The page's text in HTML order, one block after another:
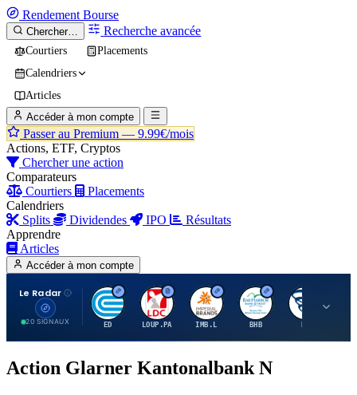
Rendement Bourse
Chercher… Recherche avancée
Courtiers
Placements
Calendriers
Articles
Accéder à mon compte
Passer au Premium — 9.99€/mois
Actions, ETF, Cryptos
Chercher une action
Comparateurs
Courtiers
Placements
Calendriers
Splits
Dividendes IPO
Résultats
Apprendre
Articles
Accéder à mon compte
Le Radar
20 SIGNAUX
C
ED
L
LOUP.PA
I
IMB.L
B
BHB
B
Action Glarner Kantonalbank N